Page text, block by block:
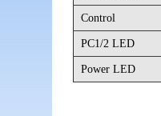
Control
PC1/2 LED
Power LED